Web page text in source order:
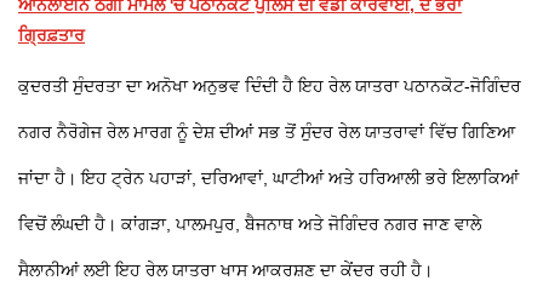
ਆਨਲਾਈਨ ਠੱਗੀ ਮਾਮਲੇ 'ਚ ਪਠਾਨਕੋਟ ਪੁਲਿਸ ਦੀ ਵੱਡੀ ਕਾਰਵਾਈ, ਦੋ ਭਰਾ
ਗ੍ਰਿਫ਼ਤਾਰ
ਕੁਦਰਤੀ ਸੁੰਦਰਤਾ ਦਾ ਅਨੋਖਾ ਅਨੁਭਵ ਦਿੰਦੀ ਹੈ ਇਹ ਰੇਲ ਯਾਤਰਾ ਪਠਾਨਕੋਟ-ਜੋਗਿੰਦਰ
ਨਗਰ ਨੈਰੋਗੇਜ ਰੇਲ ਮਾਰਗ ਨੂੰ ਦੇਸ਼ ਦੀਆਂ ਸਭ ਤੋਂ ਸੁੰਦਰ ਰੇਲ ਯਾਤਰਾਵਾਂ ਵਿੱਚ ਗਿਣਿਆ
ਜਾਂਦਾ ਹੈ। ਇਹ ਟ੍ਰੇਨ ਪਹਾੜਾਂ, ਦਰਿਆਵਾਂ, ਘਾਟੀਆਂ ਅਤੇ ਹਰਿਆਲੀ ਭਰੇ ਇਲਾਕਿਆਂ
ਵਿਚੋਂ ਲੰਘਦੀ ਹੈ। ਕਾਂਗੜਾ, ਪਾਲਮਪੁਰ, ਬੈਜਨਾਥ ਅਤੇ ਜੋਗਿੰਦਰ ਨਗਰ ਜਾਣ ਵਾਲੇ
ਸੈਲਾਨੀਆਂ ਲਈ ਇਹ ਰੇਲ ਯਾਤਰਾ ਖਾਸ ਆਕਰਸ਼ਣ ਦਾ ਕੇਂਦਰ ਰਹੀ ਹੈ।